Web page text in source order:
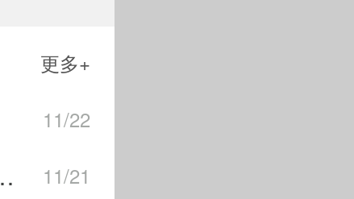
更多+
11/22
亲密关系系统攻略 11/21